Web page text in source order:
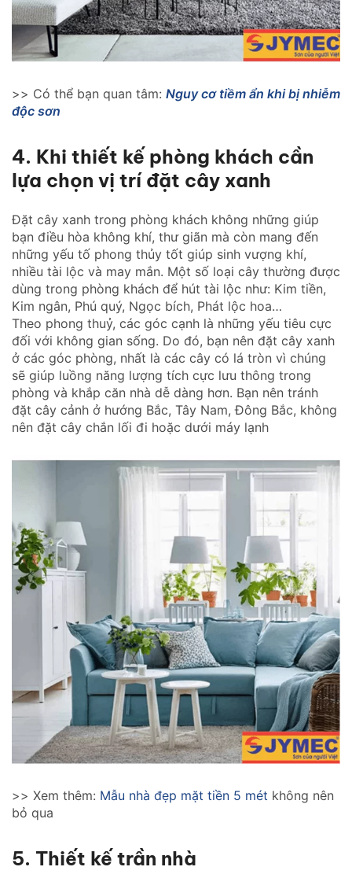
>> Có thể bạn quan tâm: Nguy cơ tiềm ẩn khi bị nhiễm
độc sơn
4. Khi thiết kế phòng khách cần
lựa chọn vị trí đặt cây xanh
Đặt cây xanh trong phòng khách không những giúp
bạn điều hòa không khí, thư giãn mà còn mang đến
những yếu tố phong thủy tốt giúp sinh vượng khí,
nhiều tài lộc và may mắn. Một số loại cây thường được
dùng trong phòng khách để hút tài lộc như: Kim tiền,
Kim ngân, Phú quý, Ngọc bích, Phát lộc hoa…
Theo phong thuỷ, các góc cạnh là những yếu tiêu cực
đối với không gian sống. Do đó, bạn nên đặt cây xanh
ở các góc phòng, nhất là các cây có lá tròn vì chúng
sẽ giúp luồng năng lượng tích cực lưu thông trong
phòng và khắp căn nhà dễ dàng hơn. Bạn nên tránh
đặt cây cảnh ở hướng Bắc, Tây Nam, Đông Bắc, không
nên đặt cây chắn lối đi hoặc dưới máy lạnh
>> Xem thêm: Mẫu nhà đẹp mặt tiền 5 mét không nên
bỏ qua
5. Thiết kế trần nhà